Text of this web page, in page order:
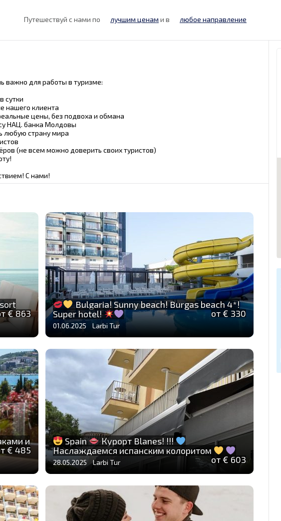
Путешествуй с нами по лучшим ценам и в любое направление
важно для работы в туризме:
сутки
нашего клиента
цены, без подвоха и обмана
НАЦ. банка Молдовы
любую страну мира
(не всем можно доверить своих туристов)
С нами!
€ 863
и
€ 485
Bulgaria! Sunny beach! Burgas beach 4*!
Super hotel!
от € 330
01.06.2025 Larbi Tur
Spain
Курорт Blanes! !!!
Наслаждаемся испанским колоритом
от € 603
28.05.2025 Larbi Tur